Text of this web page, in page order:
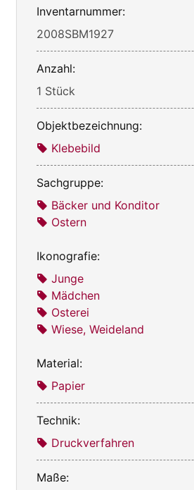
Inventarnummer:
2008SBM1927
Anzahl:
1 Stück
Objektbezeichnung:
Klebebild
Sachgruppe:
Bäcker und Konditor
Ostern
Ikonografie:
Junge
Mädchen
Osterei
Wiese, Weideland
Material:
Papier
Technik:
Druckverfahren
Maße: